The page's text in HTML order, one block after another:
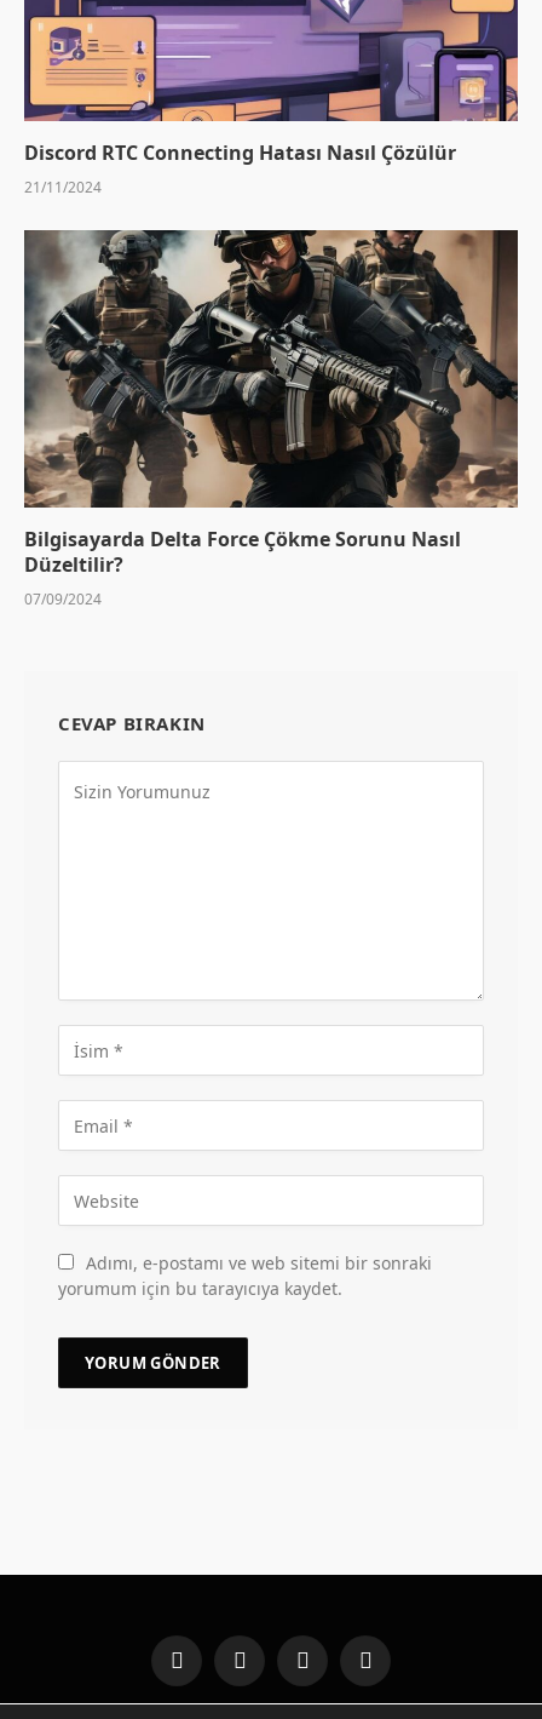
Discord RTC Connecting Hatası Nasıl Çözülür
21/11/2024
Bilgisayarda Delta Force Çökme Sorunu Nasıl
Düzeltilir?
07/09/2024
CEVAP BIRAKIN
Adımı, e-postamı ve web sitemi bir sonraki
yorumum için bu tarayıcıya kaydet.
Facebook
X
(Twitter)
InstagramPinterest